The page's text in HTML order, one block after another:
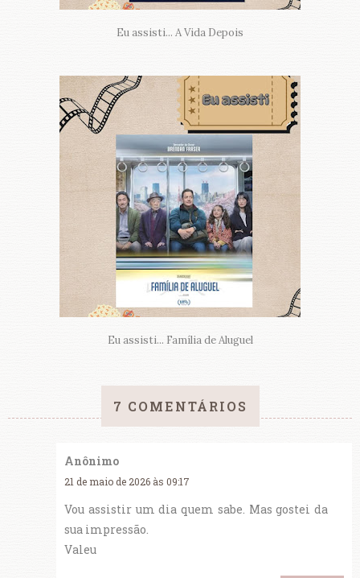
Eu assisti... A Vida Depois
Eu assisti... Família de Aluguel
7 COMENTÁRIOS
Anônimo
21 de maio de 2026 às 09:17
Vou assistir um dia quem sabe. Mas gostei da
sua impressão.
Valeu